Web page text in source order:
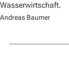
Wasserwirtschaft.
Andreas Baumer